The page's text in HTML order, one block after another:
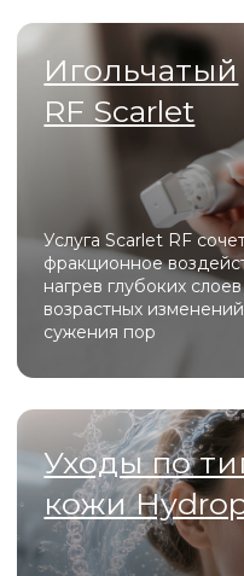
Процедура фотодинамической
избирательно удаляет
запуская естественные
или решая такие проблемы, как
пигментация
Фотодинамическая
терапия HELEO 4